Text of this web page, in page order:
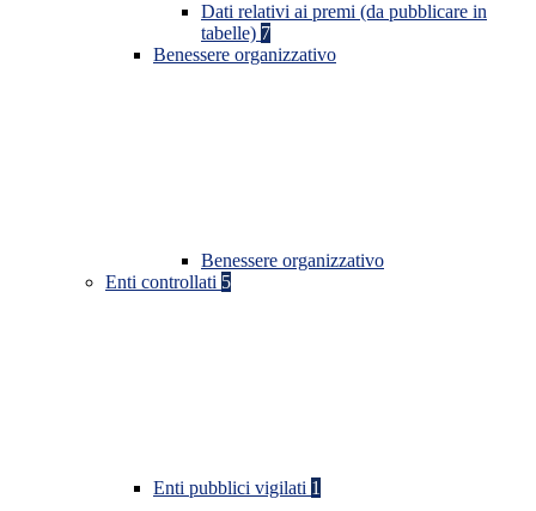
Dati relativi ai premi (da pubblicare in
tabelle) 7
Benessere organizzativo
Benessere organizzativo
Enti controllati 5
Enti pubblici vigilati 1